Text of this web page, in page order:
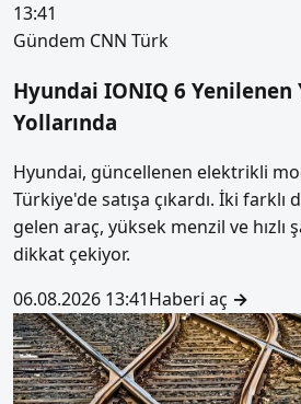
13:41
Gündem CNN Türk
Hyundai IONIQ 6 Yenilenen
Yollarında
Hyundai, güncellenen elektrikli
Türkiye'de satışa çıkardı. İki farklı
gelen araç, yüksek menzil ve hızlı
dikkat çekiyor.
06.08.2026 13:41Haberi aç →